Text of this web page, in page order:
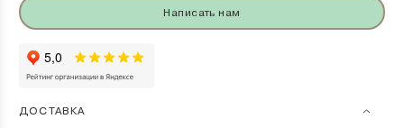
Написать нам
ДОСТАВКА